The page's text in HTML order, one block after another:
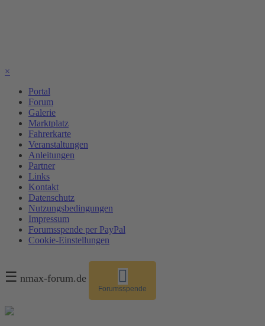
×
Portal
Forum
Galerie
Marktplatz
Fahrerkarte
Veranstaltungen
Anleitungen
Partner
Links
Kontakt
Datenschutz
Nutzungsbedingungen
Impressum
Forumsspende per PayPal
Cookie-Einstellungen
☰ nmax-forum.de
Forumsspende